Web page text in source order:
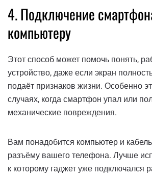
4. Подключение
компьютеру
Этот способ может помочь понять,
устройство, даже если экран
подаёт признаков жизни. Особенно
случаях, когда смартфон упал или
механические повреждения.
Вам понадобится компьютер и
разъёму вашего телефона. Лучше
к которому гаджет уже подключался